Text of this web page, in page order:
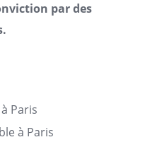
par des
Paris
à Paris